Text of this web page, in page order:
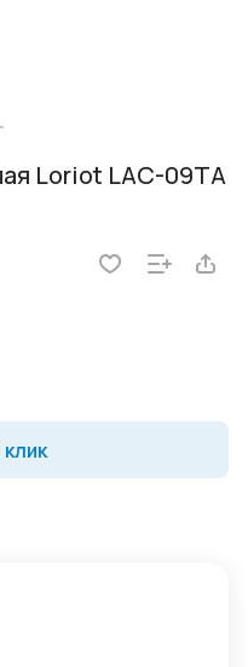
Loriot LAC-09TA
клик